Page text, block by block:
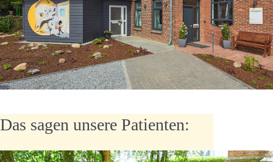
Das sagen unsere Patienten: